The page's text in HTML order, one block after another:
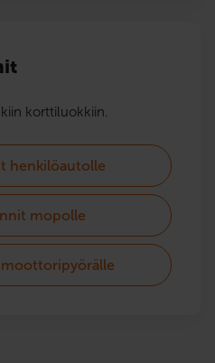
korttiluokkiin.
henkilöautolle
mopolle